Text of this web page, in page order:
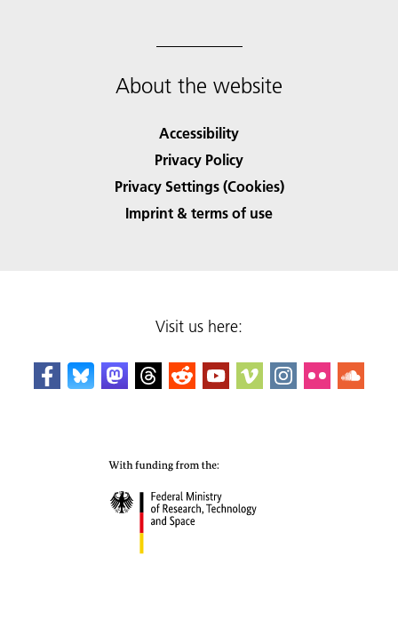
About the website
Accessibility
Privacy Policy
Privacy Settings (Cookies)
Imprint & terms of use
Visit us here: